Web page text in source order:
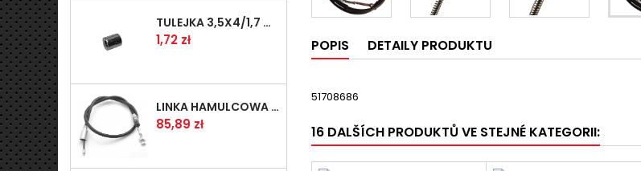
TULEJKA 3,5X4/1,7 GAZÓW -OCYNK
Cena
1,72 zł
LINKA HAMULCOWA PRZYCZEPY KNOTT 1040/830 33921-1.07S
Cena
85,89 zł
POPIS DETAILY PRODUKTU
51708686
16 DALŠÍCH PRODUKTŮ VE STEJNÉ KATEGORII: